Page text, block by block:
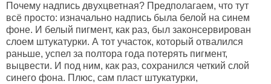
Почему надпись двухцветная? Предполагаем, что тут
всё просто: изначально надпись была белой на синем
фоне. И белый пигмент, как раз, был законсервирован
слоем штукатурки. А тот участок, который отвалился
раньше, успел за полтора года потерять пигмент,
выцвести. И под ним, как раз, сохранился четкий слой
синего фона. Плюс, сам пласт штукатурки,